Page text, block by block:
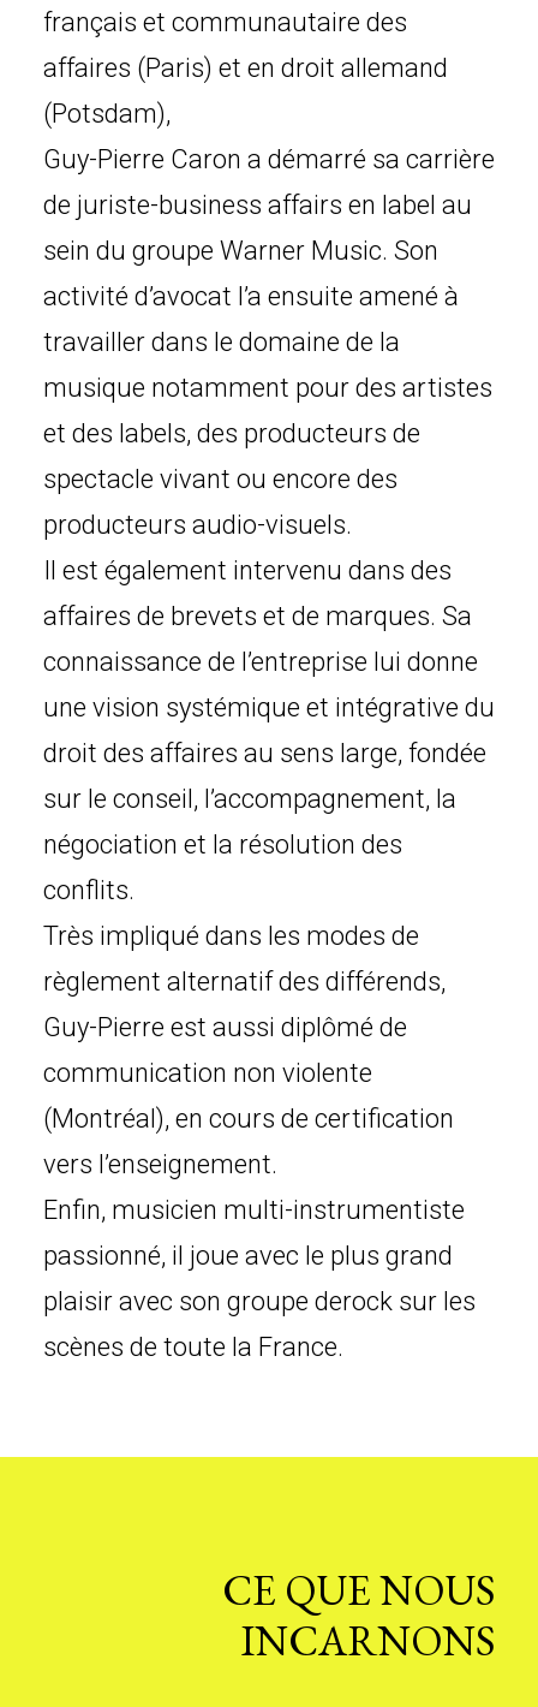
français et communautaire des
affaires (Paris) et en droit allemand
(Potsdam),
Guy-Pierre Caron a démarré sa carrière
de juriste-business affairs en label au
sein du groupe Warner Music. Son
activité d’avocat l’a ensuite amené à
travailler dans le domaine de la
musique notamment pour des artistes
et des labels, des producteurs de
spectacle vivant ou encore des
producteurs audio-visuels.
Il est également intervenu dans des
affaires de brevets et de marques. Sa
connaissance de l’entreprise lui donne
une vision systémique et intégrative du
droit des affaires au sens large, fondée
sur le conseil, l’accompagnement, la
négociation et la résolution des
conflits.
Très impliqué dans les modes de
règlement alternatif des différends,
Guy-Pierre est aussi diplômé de
communication non violente
(Montréal), en cours de certification
vers l’enseignement.
Enfin, musicien multi-instrumentiste
passionné, il joue avec le plus grand
plaisir avec son groupe derock sur les
scènes de toute la France.
CE QUE NOUS
INCARNONS